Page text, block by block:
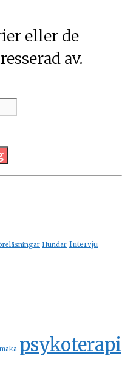
eller de
av.
Hundar Intervju
psykoterapi